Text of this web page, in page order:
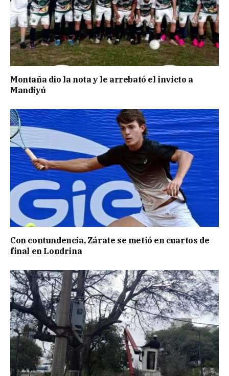
Montaña dio la nota y le arrebató el invicto a
Mandiyú
Con contundencia, Zárate se metió en cuartos de
final en Londrina